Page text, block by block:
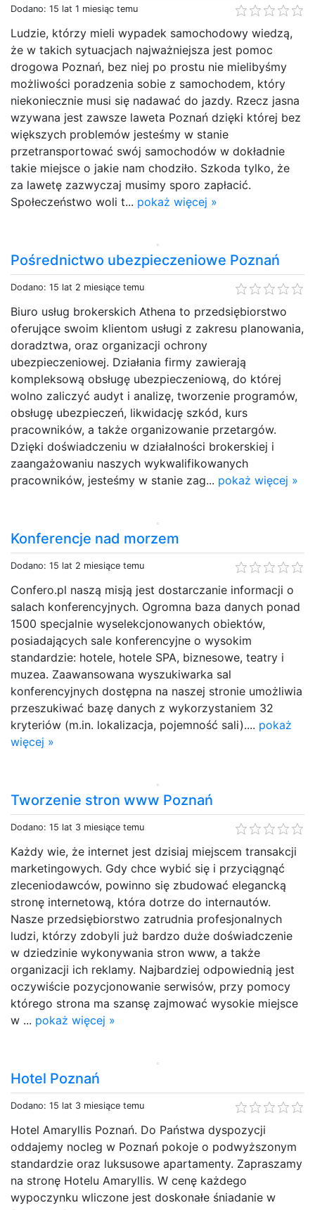
Dodano: 15 lat 1 miesiąc temu
Ludzie, którzy mieli wypadek samochodowy wiedzą,
że w takich sytuacjach najważniejsza jest pomoc
drogowa Poznań, bez niej po prostu nie mielibyśmy
możliwości poradzenia sobie z samochodem, który
niekoniecznie musi się nadawać do jazdy. Rzecz jasna
wzywana jest zawsze laweta Poznań dzięki której bez
większych problemów jesteśmy w stanie
przetransportować swój samochodów w dokładnie
takie miejsce o jakie nam chodziło. Szkoda tylko, że
za lawetę zazwyczaj musimy sporo zapłacić.
Społeczeństwo woli t... pokaż więcej »
Pośrednictwo ubezpieczeniowe Poznań
Dodano: 15 lat 2 miesiące temu
Biuro usług brokerskich Athena to przedsiębiorstwo
oferujące swoim klientom usługi z zakresu planowania,
doradztwa, oraz organizacji ochrony
ubezpieczeniowej. Działania firmy zawierają
kompleksową obsługę ubezpieczeniową, do której
wolno zaliczyć audyt i analizę, tworzenie programów,
obsługę ubezpieczeń, likwidację szkód, kurs
pracowników, a także organizowanie przetargów.
Dzięki doświadczeniu w działalności brokerskiej i
zaangażowaniu naszych wykwalifikowanych
pracowników, jesteśmy w stanie zag... pokaż więcej »
Konferencje nad morzem
Dodano: 15 lat 2 miesiące temu
Confero.pl naszą misją jest dostarczanie informacji o
salach konferencyjnych. Ogromna baza danych ponad
1500 specjalnie wyselekcjonowanych obiektów,
posiadających sale konferencyjne o wysokim
standardzie: hotele, hotele SPA, biznesowe, teatry i
muzea. Zaawansowana wyszukiwarka sal
konferencyjnych dostępna na naszej stronie umożliwia
przeszukiwać bazę danych z wykorzystaniem 32
kryteriów (m.in. lokalizacja, pojemność sali).... pokaż
więcej »
Tworzenie stron www Poznań
Dodano: 15 lat 3 miesiące temu
Każdy wie, że internet jest dzisiaj miejscem transakcji
marketingowych. Gdy chce wybić się i przyciągnąć
zleceniodawców, powinno się zbudować elegancką
stronę internetową, która dotrze do internautów.
Nasze przedsiębiorstwo zatrudnia profesjonalnych
ludzi, którzy zdobyli już bardzo duże doświadczenie
w dziedzinie wykonywania stron www, a także
organizacji ich reklamy. Najbardziej odpowiednią jest
oczywiście pozycjonowanie serwisów, przy pomocy
którego strona ma szansę zajmować wysokie miejsce
w ... pokaż więcej »
Hotel Poznań
Dodano: 15 lat 3 miesiące temu
Hotel Amaryllis Poznań. Do Państwa dyspozycji
oddajemy nocleg w Poznań pokoje o podwyższonym
standardzie oraz luksusowe apartamenty. Zapraszamy
na stronę Hotelu Amaryllis. W cenę każdego
wypoczynku wliczone jest doskonałe śniadanie w